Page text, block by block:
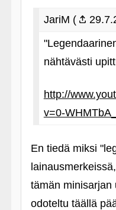
JariM (
nähtävästi
http://
v=0-
En tiedä miksi
tämän minisarjan
odoteltu täällä